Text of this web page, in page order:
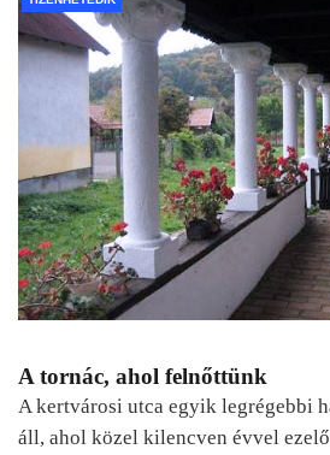
A tornác, ahol felnőttünk
A kertvárosi utca egyik legrégebbi
áll, ahol közel kilencven évvel